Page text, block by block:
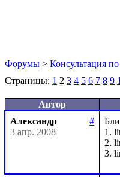
Форумы > Консультация
Страницы: 1 2 3 4 5 6 7 8 9
Автор
Александр
#
3 апр. 2008
1.
2.